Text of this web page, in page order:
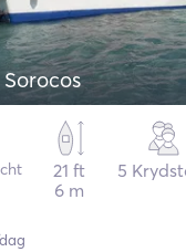
21 ft
6 m
5